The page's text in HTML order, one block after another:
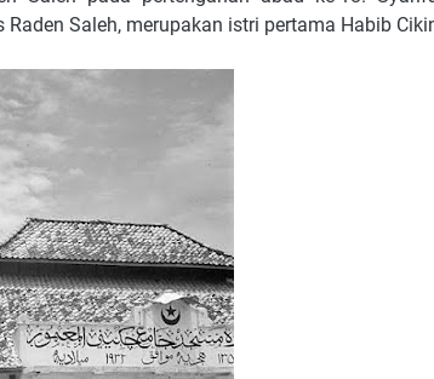
Saleh, merupakan istri pertama Habib